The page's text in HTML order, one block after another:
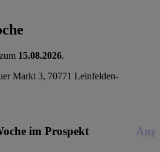
15.08.2026.
Markt 3, 70771 Leinfelden-
im Prospekt